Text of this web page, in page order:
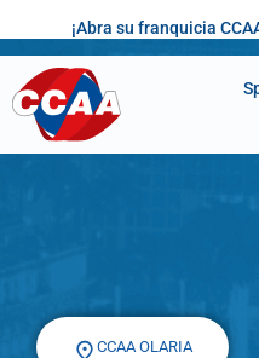
¡Abra su franquicia
CCAA OLARIA